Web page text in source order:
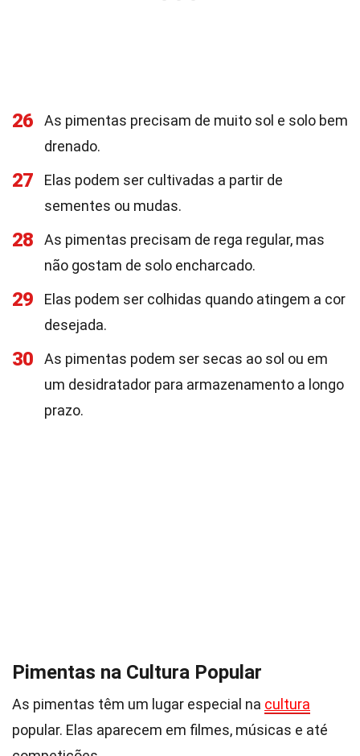
26
As pimentas precisam de muito sol e solo bem
drenado.
27
Elas podem ser cultivadas a partir de
sementes ou mudas.
28
As pimentas precisam de rega regular, mas
não gostam de solo encharcado.
29
Elas podem ser colhidas quando atingem a cor
desejada.
30
As pimentas podem ser secas ao sol ou em
um desidratador para armazenamento a longo
prazo.
Pimentas na Cultura Popular
As pimentas têm um lugar especial na cultura
popular. Elas aparecem em filmes, músicas e até